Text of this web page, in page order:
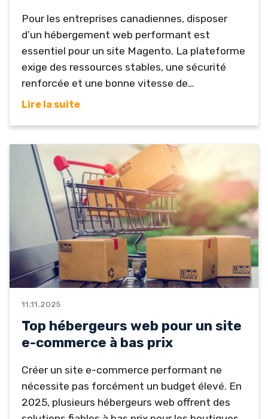
Pour les entreprises canadiennes, disposer
d’un hébergement web performant est
essentiel pour un site Magento. La plateforme
exige des ressources stables, une sécurité
renforcée et une bonne vitesse de
chargement. En 2025, plusieurs fournisseurs
e-commerce. Voici notre sélection des
meilleurs hébergements web au Canada pour
Magento. Ex2 – Performance et fiabilité Ex2
se démarque par sa stabilité et ses serveurs
rapides au Canada....
Lire la suite
11.11.2025
Top hébergeurs web pour un site
e-commerce à bas prix
Créer un site e-commerce performant ne
nécessite pas forcément un budget élevé. En
2025, plusieurs hébergeurs web offrent des